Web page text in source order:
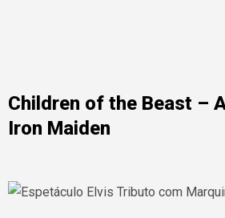
Children of the Beast –
Iron Maiden